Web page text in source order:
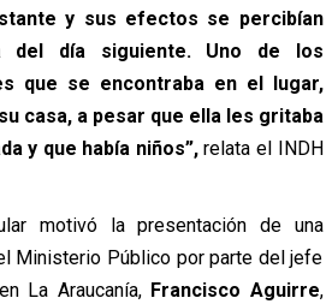
y sus efectos se percibían
del día siguiente. Uno de los
que se encontraba en el lugar,
casa, a pesar que ella les gritaba
y que había niños”,relata el INDH
motivó la presentación de una
Ministerio Público por parte del jefe
La Araucanía, Francisco Aguirre,